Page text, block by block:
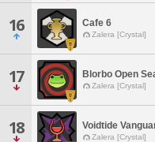
16 Cafe 6
Zalera [Crystal]
17 Blorbo Open
Zalera [Crystal]
18 Voidtide
Zalera [Crystal]